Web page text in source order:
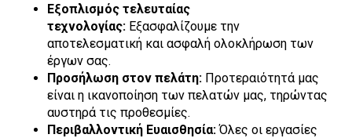
Εξοπλισμός τελευταίας
τεχνολογίας: Εξασφαλίζουμε την
αποτελεσματική και ασφαλή ολοκλήρωση των
έργων σας.
Προσήλωση στον πελάτη: Προτεραιότητά μας
είναι η ικανοποίηση των πελατών μας, τηρώντας
αυστηρά τις προθεσμίες.
Περιβαλλοντική Ευαισθησία:Όλες οι εργασίες